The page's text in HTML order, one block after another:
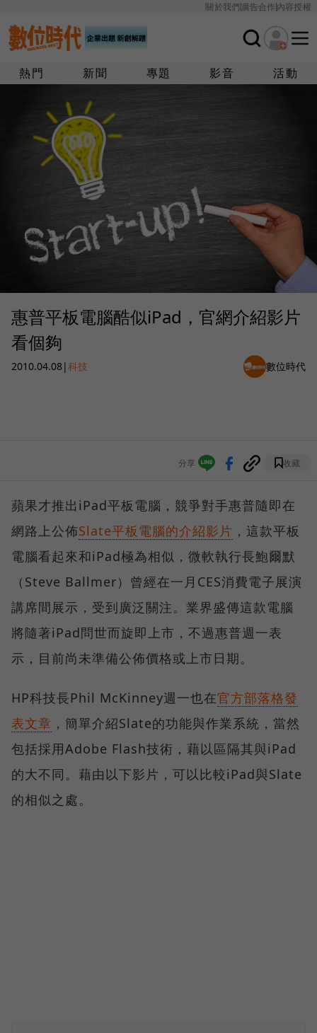
關於我們廣告合作內容授權
熱門 新聞 專題 影音 活動
惠普平板電腦酷似iPad，官網介紹影片
看個夠
2010.04.08|科技 數位時代
分享 收藏
蘋果才推出iPad平板電腦，競爭對手惠普隨即在
網路上公佈Slate平板電腦的介紹影片 ，這款平板
電腦看起來和iPad極為相似，微軟執行長鮑爾默
（Steve Ballmer）曾經在一月CES消費電子展演
講席間展示，受到廣泛關注。業界盛傳這款電腦
將隨著iPad問世而旋即上市，不過惠普週一表
示，目前尚未準備公佈價格或上市日期。
HP科技長Phil McKinney週一也在官方部落格發
表文章 ，簡單介紹Slate的功能與作業系統，當然
包括採用Adobe Flash技術，藉以區隔其與iPad
的大不同。藉由以下影片，可以比較iPad與Slate
的相似之處。